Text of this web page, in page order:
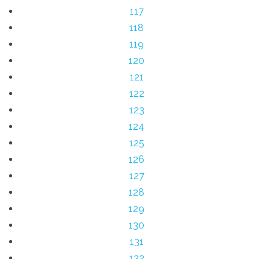
117
118
119
120
121
122
123
124
125
126
127
128
129
130
131